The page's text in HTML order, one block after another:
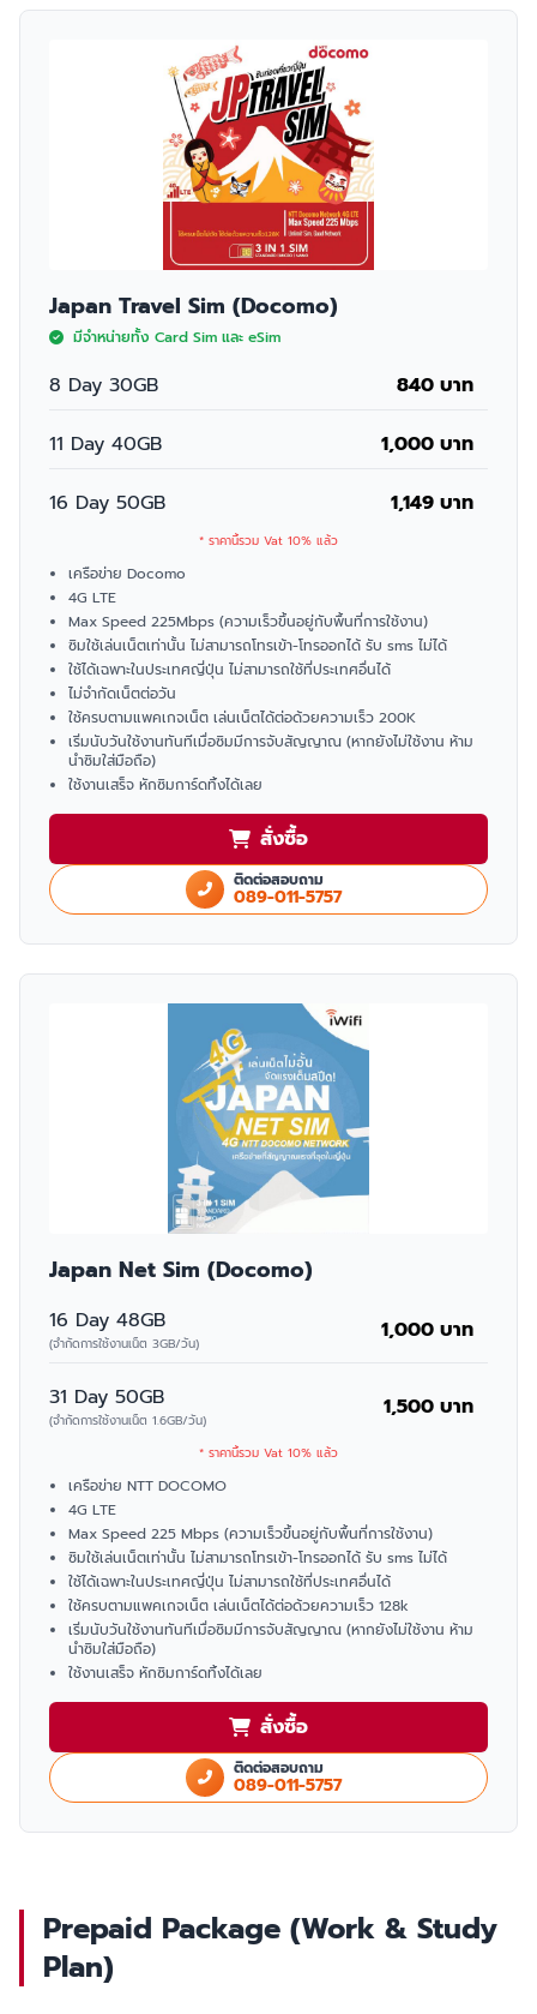
Japan Travel Sim (Docomo)
มีจำหน่ายทั้ง Card Sim และ eSim
8 Day 30GB 840 บาท
11 Day 40GB 1,000 บาท
16 Day 50GB 1,149 บาท
* ราคานี้รวม Vat 10% แล้ว
เครือข่าย Docomo
4G LTE
Max Speed 225Mbps (ความเร็วขึ้นอยู่กับพื้นที่การใช้งาน)
ซิมใช้เล่นเน็ตเท่านั้น ไม่สามารถโทรเข้า-โทรออกได้ รับ sms ไม่ได้
ใช้ได้เฉพาะในประเทศญี่ปุ่น ไม่สามารถใช้ที่ประเทศอื่นได้
ไม่จำกัดเน็ตต่อวัน
ใช้ครบตามแพคเกจเน็ต เล่นเน็ตได้ต่อด้วยความเร็ว 200K
เริ่มนับวันใช้งานทันทีเมื่อซิมมีการจับสัญญาณ (หากยังไม่ใช้งาน ห้าม
นำซิมใส่มือถือ)
ใช้งานเสร็จ หักซิมการ์ดทิ้งได้เลย
สั่งซื้อ
ติดต่อสอบถาม
089-011-5757
Japan Net Sim (Docomo)
16 Day 48GB
(จำกัดการใช้งานเน็ต 3GB/วัน) 1,000 บาท
31 Day 50GB
(จำกัดการใช้งานเน็ต 1.6GB/วัน) 1,500 บาท
* ราคานี้รวม Vat 10% แล้ว
เครือข่าย NTT DOCOMO
4G LTE
Max Speed 225 Mbps (ความเร็วขึ้นอยู่กับพื้นที่การใช้งาน)
ซิมใช้เล่นเน็ตเท่านั้น ไม่สามารถโทรเข้า-โทรออกได้ รับ sms ไม่ได้
ใช้ได้เฉพาะในประเทศญี่ปุ่น ไม่สามารถใช้ที่ประเทศอื่นได้
ใช้ครบตามแพคเกจเน็ต เล่นเน็ตได้ต่อด้วยความเร็ว 128k
เริ่มนับวันใช้งานทันทีเมื่อซิมมีการจับสัญญาณ (หากยังไม่ใช้งาน ห้าม
นำซิมใส่มือถือ)
ใช้งานเสร็จ หักซิมการ์ดทิ้งได้เลย
สั่งซื้อ
ติดต่อสอบถาม
089-011-5757
Prepaid Package (Work & Study
Plan)